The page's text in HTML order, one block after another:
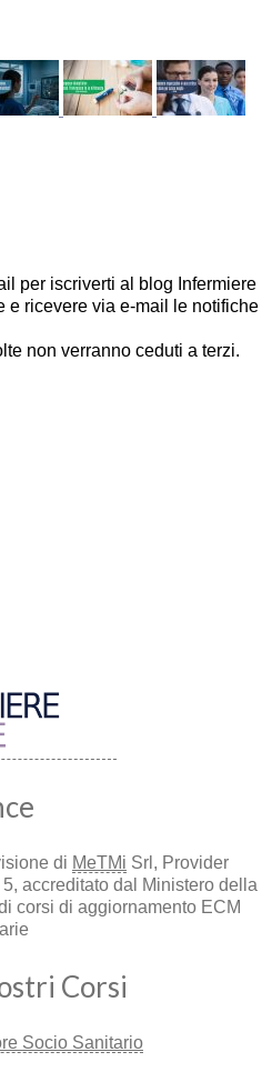
per iscriverti al blog Infermiere
e ricevere via e-mail le notifiche
non verranno ceduti a terzi.
di MeTMi Srl, Provider
accreditato dal Ministero della
corsi di aggiornamento ECM
Corsi
Socio Sanitario